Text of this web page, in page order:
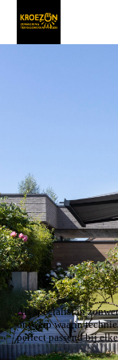
Als specialist in
ontwerp waarin
perfect passend bij